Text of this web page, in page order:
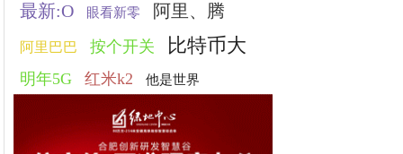
最新:O 眼看新零 阿里、腾
阿里巴巴 按个开关 比特币大
明年5G 红米k2 他是世界